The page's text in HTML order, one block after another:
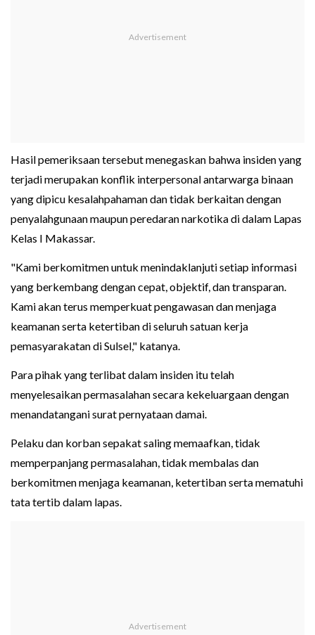
Hasil pemeriksaan tersebut menegaskan bahwa insiden yang
terjadi merupakan konflik interpersonal antarwarga binaan
yang dipicu kesalahpahaman dan tidak berkaitan dengan
penyalahgunaan maupun peredaran narkotika di dalam Lapas
Kelas I Makassar.
"Kami berkomitmen untuk menindaklanjuti setiap informasi
yang berkembang dengan cepat, objektif, dan transparan.
Kami akan terus memperkuat pengawasan dan menjaga
keamanan serta ketertiban di seluruh satuan kerja
pemasyarakatan di Sulsel," katanya.
Para pihak yang terlibat dalam insiden itu telah
menyelesaikan permasalahan secara kekeluargaan dengan
menandatangani surat pernyataan damai.
Pelaku dan korban sepakat saling memaafkan, tidak
memperpanjang permasalahan, tidak membalas dan
berkomitmen menjaga keamanan, ketertiban serta mematuhi
tata tertib dalam lapas.